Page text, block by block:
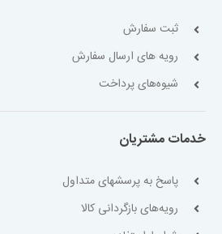
ثبت سفارش
رویه های ارسال سفارش
شیوه‌های پرداخت
خدمات مشتریان
پاسخ به پرسشهای متداول
رویه‌های بازگردانی کالا